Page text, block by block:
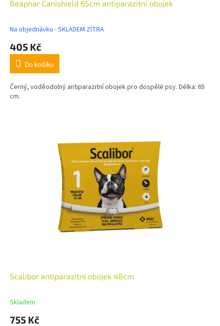
Beaphar Canishield 65cm antiparazitní obojek
Na objednávku - SKLADEM ZÍTRA
405 Kč
Do košíku
Černý, voděodolný antiparazitní obojek pro dospělé psy. Délka: 65
cm.
Scalibor antiparazitní obojek 48cm
Skladem
755 Kč